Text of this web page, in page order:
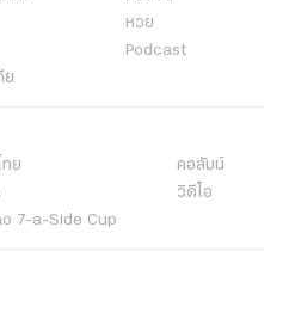
หวย
Podcast
ย
ย
คอลัมน์
วิดีโอ
7-a-Side Cup